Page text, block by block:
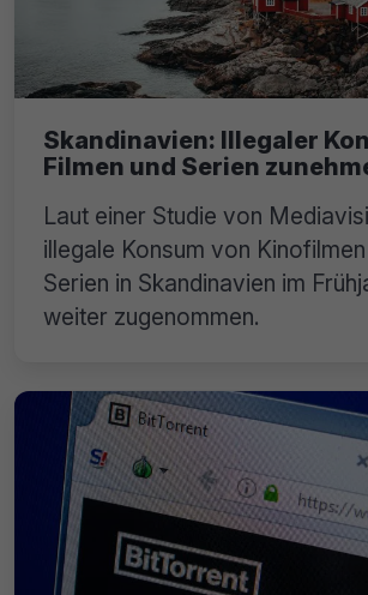
Skandinavien: Illegaler
Filmen und Serien
Laut einer Studie von
illegale Konsum von
Serien in Skandinavien im
weiter zugenommen.